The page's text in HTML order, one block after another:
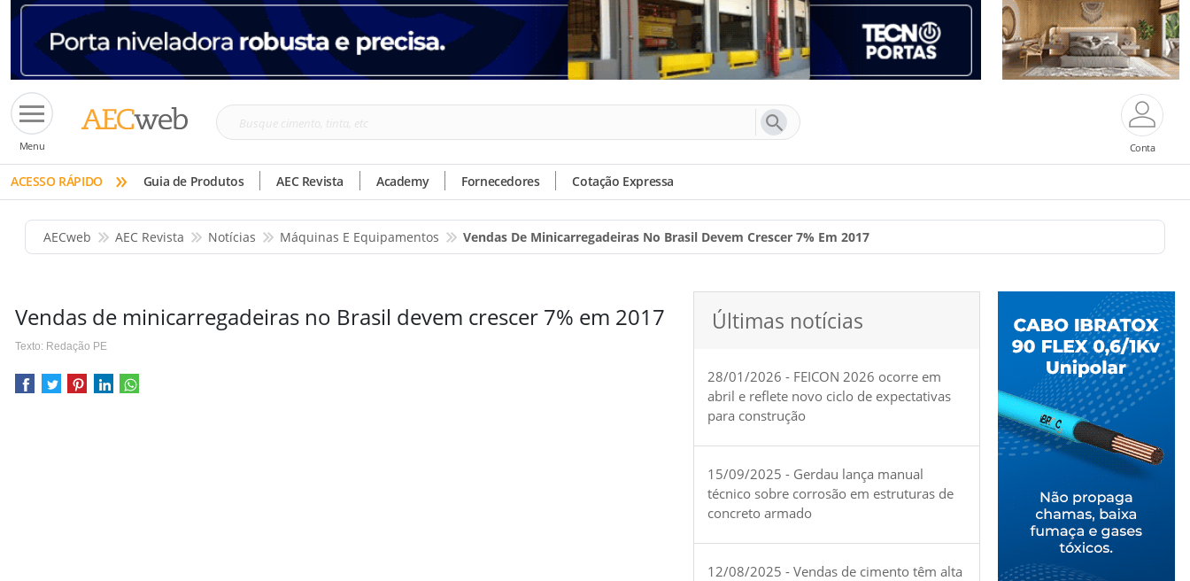
Menu
Busque
tinta,
etc
Conta
ACESSO RÁPIDO » Guia de Produtos AEC Revista Academy Fornecedores Cotação Expressa
AECweb AEC Revista Notícias Máquinas E Equipamentos Vendas De Minicarregadeiras No Brasil Devem Crescer 7% Em 2017
Vendas de minicarregadeiras no Brasil devem crescer 7% em 2017
Texto: Redação PE
Últimas notícias
28/01/2026 - FEICON 2026 ocorre em
abril e reflete novo ciclo de expectativas
para construção
15/09/2025 - Gerdau lança manual
técnico sobre corrosão em estruturas de
concreto armado
12/08/2025 - Vendas de cimento têm alta